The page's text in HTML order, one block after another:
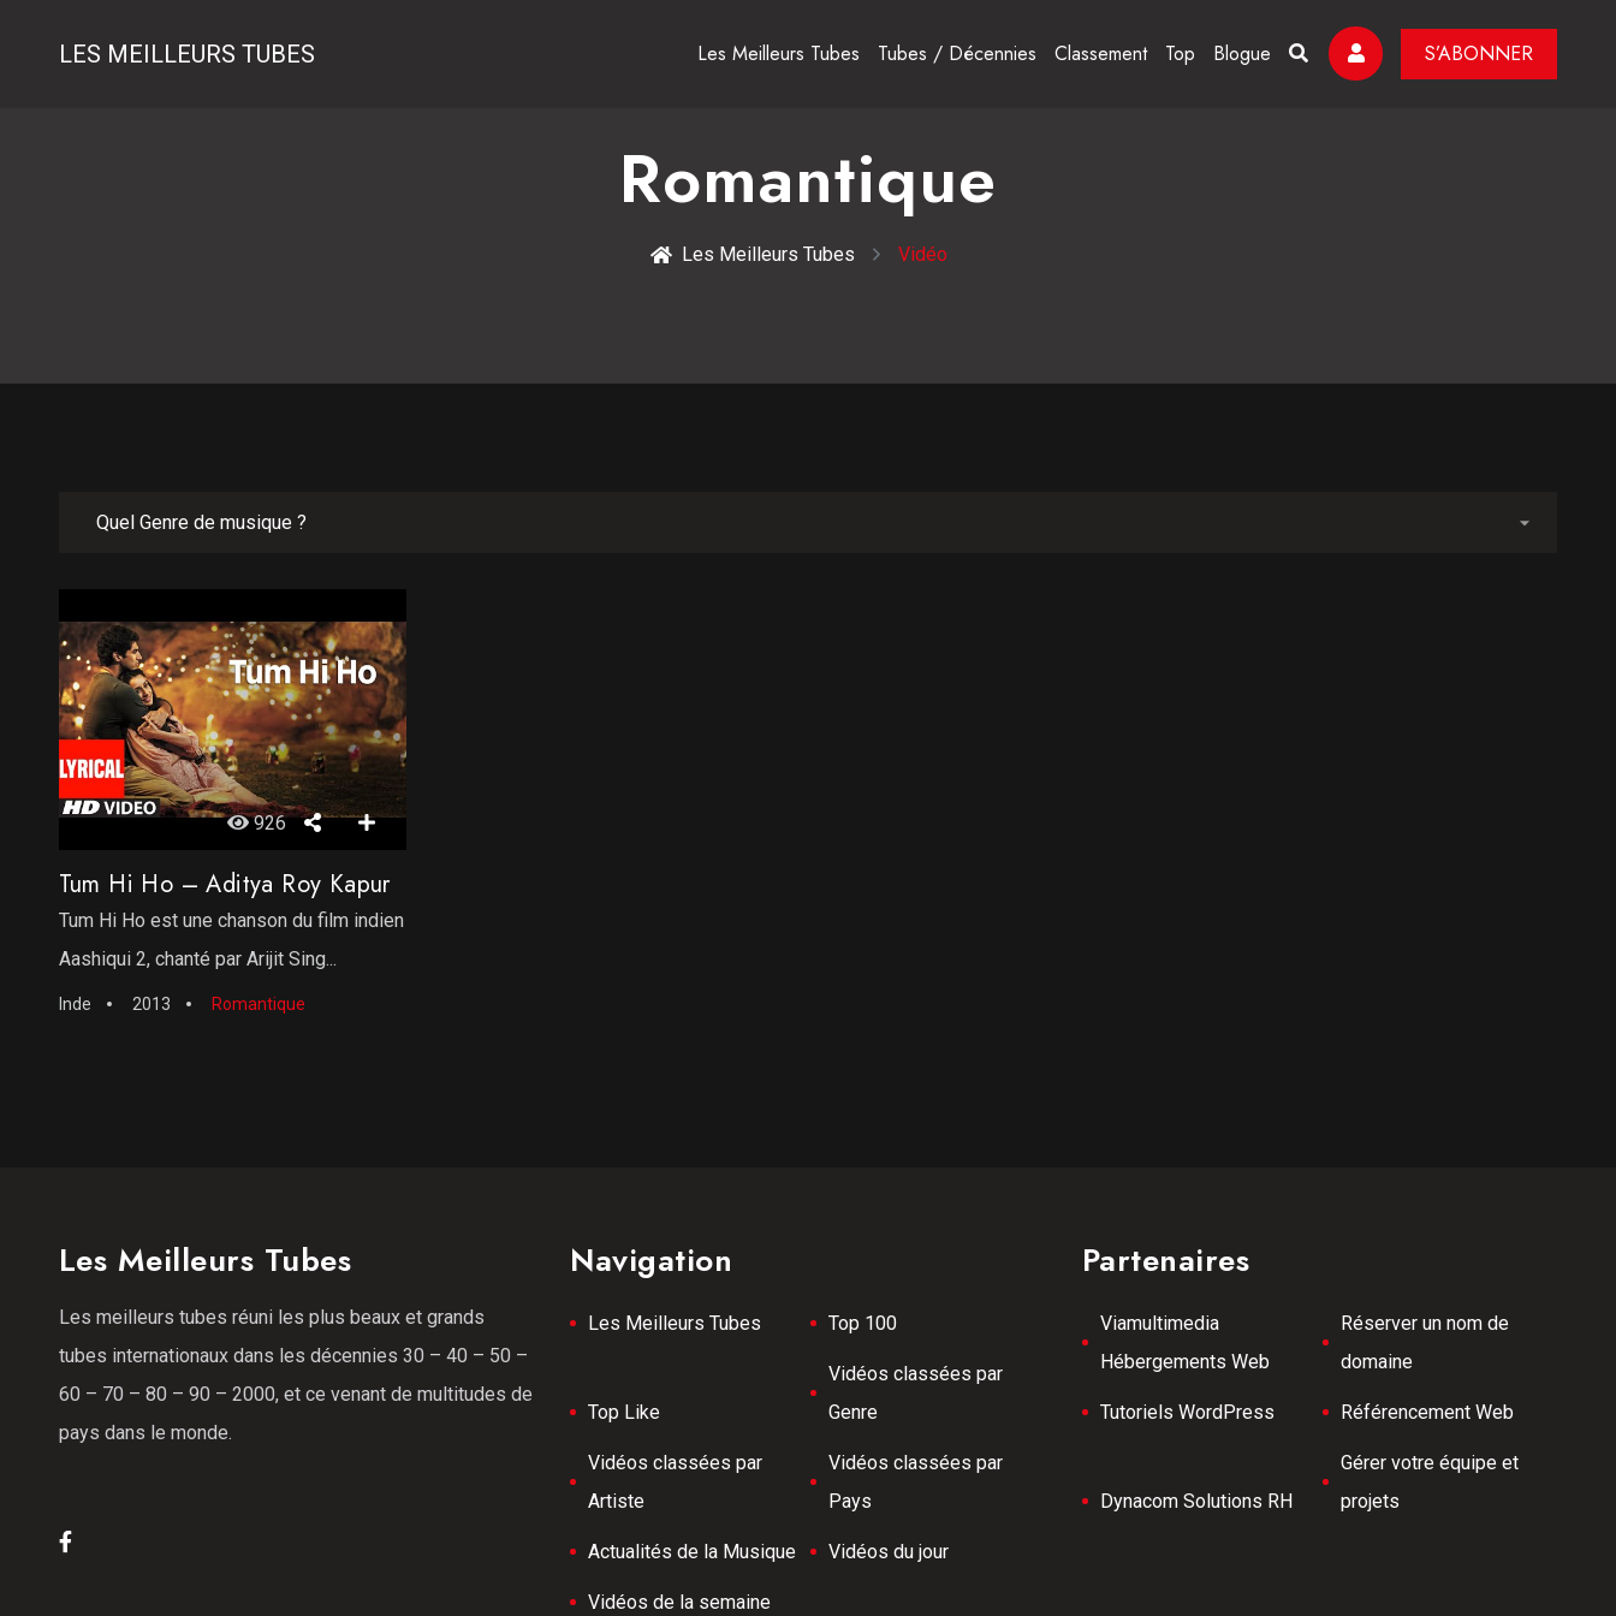
LES MEILLEURS TUBES Les Meilleurs Tubes Tubes / Décennies Classement Top Blogue S’ABONNER
Romantique
Les Meilleurs Tubes Vidéo
926
Tum Hi Ho – Aditya Roy Kapur
Tum Hi Ho est une chanson du film indien
Aashiqui 2, chanté par Arijit Sing...
Inde 2013 Romantique
Les Meilleurs Tubes
Les meilleurs tubes réuni les plus beaux et grands
tubes internationaux dans les décennies 30 – 40 – 50 –
60 – 70 – 80 – 90 – 2000, et ce venant de multitudes de
pays dans le monde.
Navigation
Les Meilleurs Tubes Top 100
Top Like
Vidéos classées par
Genre
Vidéos classées par
Artiste
Vidéos classées par
Pays
Actualités de la Musique Vidéos du jour
Vidéos de la semaine
Partenaires
Viamultimedia
Hébergements Web
Réserver un nom de
domaine
Tutoriels WordPress Référencement Web
Dynacom Solutions RH
Gérer votre équipe et
projets